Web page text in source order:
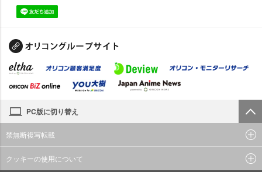
PC版に切り替え
禁無断複写転載
クッキーの使用について